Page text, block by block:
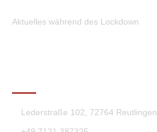
Aktuelles während des Lockdown
Lederstraße 102, 72764 Reutlingen